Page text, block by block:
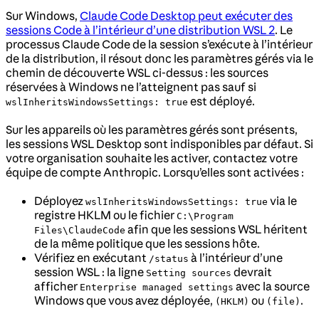
Sur Windows, Claude Code Desktop peut exécuter des
sessions Code à l’intérieur d’une distribution WSL 2. Le
processus Claude Code de la session s’exécute à l’intérieur
de la distribution, il résout donc les paramètres gérés via le
chemin de découverte WSL ci-dessus : les sources
réservées à Windows ne l’atteignent pas sauf si
wslInheritsWindowsSettings: true est déployé.
Sur les appareils où les paramètres gérés sont présents,
les sessions WSL Desktop sont indisponibles par défaut. Si
votre organisation souhaite les activer, contactez votre
équipe de compte Anthropic. Lorsqu’elles sont activées :
Déployez wslInheritsWindowsSettings: true via le
registre HKLM ou le fichier C:\Program
Files\ClaudeCode afin que les sessions WSL héritent
de la même politique que les sessions hôte.
Vérifiez en exécutant /status à l’intérieur d’une
session WSL : la ligne Setting sources devrait
afficher Enterprise managed settings avec la source
Windows que vous avez déployée, (HKLM) ou (file) .